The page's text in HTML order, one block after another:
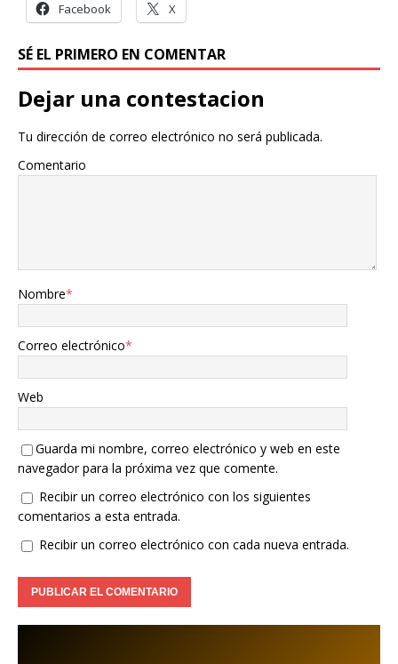
Facebook X
SÉ EL PRIMERO EN COMENTAR
Dejar una contestacion
Tu dirección de correo electrónico no será publicada.
Comentario
Nombre*
Correo electrónico*
Web
Guarda mi nombre, correo electrónico y web en este
navegador para la próxima vez que comente.
Recibir un correo electrónico con los siguientes
comentarios a esta entrada.
Recibir un correo electrónico con cada nueva entrada.